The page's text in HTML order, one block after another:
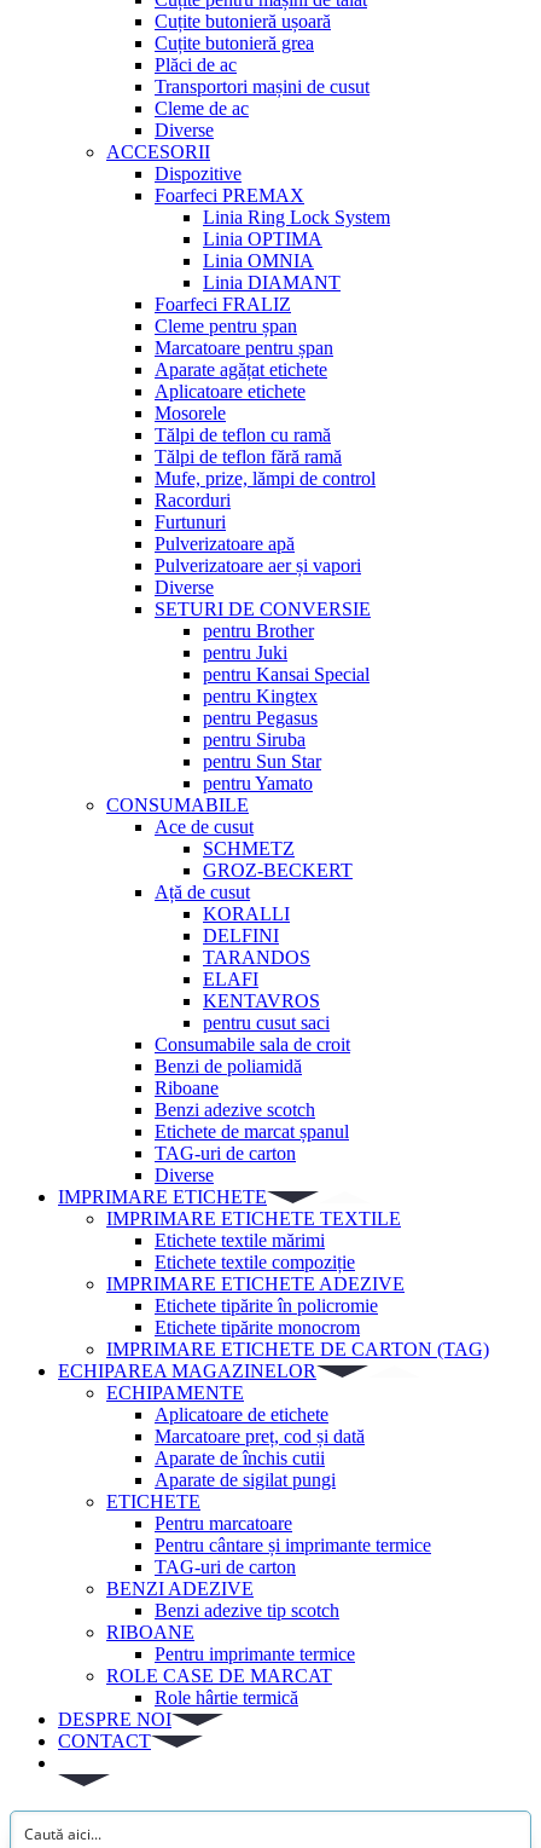
Cuțite butonieră ușoară
Cuțite butonieră grea
Plăci de ac
Transportori mașini de cusut
Cleme de ac
Diverse
ACCESORII
Dispozitive
Foarfeci PREMAX
Linia Ring Lock System
Linia OPTIMA
Linia OMNIA
Linia DIAMANT
Foarfeci FRALIZ
Cleme pentru șpan
Marcatoare pentru șpan
Aparate agățat etichete
Aplicatoare etichete
Mosorele
Tălpi de teflon cu ramă
Tălpi de teflon fără ramă
Mufe, prize, lămpi de control
Racorduri
Furtunuri
Pulverizatoare apă
Pulverizatoare aer și vapori
Diverse
SETURI DE CONVERSIE
pentru Brother
pentru Juki
pentru Kansai Special
pentru Kingtex
pentru Pegasus
pentru Siruba
pentru Sun Star
pentru Yamato
CONSUMABILE
Ace de cusut
SCHMETZ
GROZ-BECKERT
Ață de cusut
KORALLI
DELFINI
TARANDOS
ELAFI
KENTAVROS
pentru cusut saci
Consumabile sala de croit
Benzi de poliamidă
Riboane
Benzi adezive scotch
Etichete de marcat șpanul
TAG-uri de carton
Diverse
IMPRIMARE ETICHETE
IMPRIMARE ETICHETE TEXTILE
Etichete textile mărimi
Etichete textile compoziție
IMPRIMARE ETICHETE ADEZIVE
Etichete tipărite în policromie
Etichete tipărite monocrom
IMPRIMARE ETICHETE DE CARTON (TAG)
ECHIPAREA MAGAZINELOR
ECHIPAMENTE
Aplicatoare de etichete
Marcatoare preț, cod și dată
Aparate de închis cutii
Aparate de sigilat pungi
ETICHETE
Pentru marcatoare
Pentru cântare și imprimante termice
TAG-uri de carton
BENZI ADEZIVE
Benzi adezive tip scotch
RIBOANE
Pentru imprimante termice
ROLE CASE DE MARCAT
Role hârtie termică
DESPRE NOI
CONTACT